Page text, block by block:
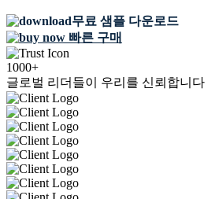
무료 샘플 다운로드
빠른 구매
1000+
글로벌 리더들이 우리를 신뢰합니다